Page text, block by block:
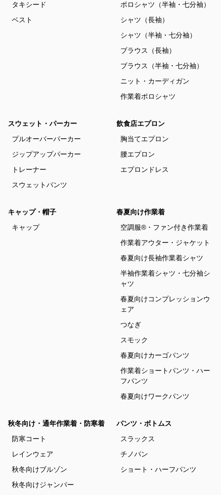
タキシード
ベスト
ポロシャツ（半袖・七分袖）
シャツ（長袖）
シャツ（半袖・七分袖）
ブラウス（長袖）
ブラウス（半袖・七分袖）
ニット・カーディガン
作業着ポロシャツ
スウェット・パーカー
プルオーバーパーカー
ジップアップパーカー
トレーナー
スウェットパンツ
飲食店エプロン
胸当てエプロン
腰エプロン
エプロンドレス
キャップ・帽子
キャップ
春夏向け作業着
空調服®・ファン付き作業着
作業着アウター・ジャケット
春夏向け長袖作業着シャツ
半袖作業着シャツ・七分袖シ
ャツ
春夏向けコンプレッションウ
ェア
つなぎ
スモック
春夏向けカーゴパンツ
作業着ショートパンツ・ハー
フパンツ
春夏向けワークパンツ
秋冬向け・通年作業着・防寒着
防寒コート
レインウェア
秋冬向けブルゾン
秋冬向けジャンパー
パンツ・ボトムス
スラックス
チノパン
ショート・ハーフパンツ